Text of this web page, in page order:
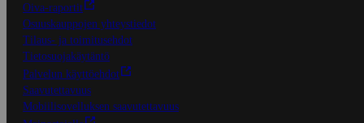
Oiva-raportit
Osuuskauppojen yhteystiedot
Tilaus- ja toimitusehdot
Tietosuojakäytäntö
Palvelun käyttöehdot
Saavutettavuus
Mobiilisovelluksen saavutettavuus